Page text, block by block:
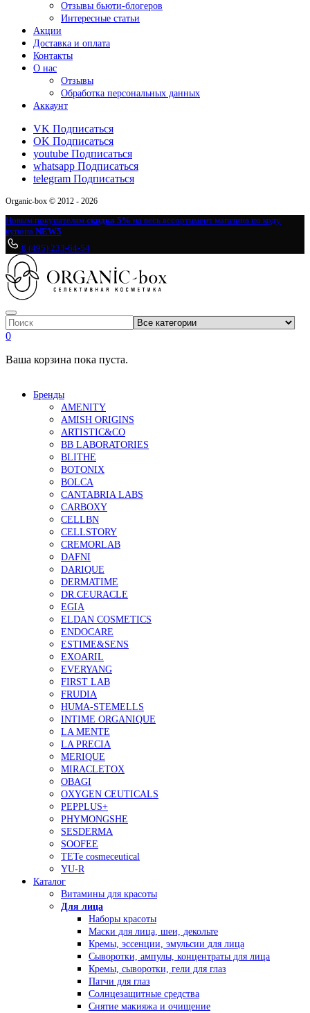
Отзывы бьюти-блогеров
Интересные статьи
Акции
Доставка и оплата
Контакты
О нас
Отзывы
Обработка персональных данных
Аккаунт
VK Подписаться
OK Подписаться
youtube Подписаться
whatsapp Подписаться
telegram Подписаться
Organic-box © 2012 - 2026
Новым покупателям скидка 5% на весь ассортимент магазина по коду
купона NEW5
8 (495) 233-64-54
0
Ваша корзина пока пуста.
Бренды
AMENITY
AMISH ORIGINS
ARTISTIC&CO
BB LABORATORIES
BLITHE
BOTONIX
BOLCA
CANTABRIA LABS
CARBOXY
CELLBN
CELLSTORY
CREMORLAB
DAFNI
DARIQUE
DERMATIME
DR.CEURACLE
EGIA
ELDAN COSMETICS
ENDOCARE
ESTIME&SENS
EXOARIL
EVERYANG
FIRST LAB
FRUDIA
HUMA-STEMELLS
INTIME ORGANIQUE
LA MENTE
LA PRECIA
MERIQUE
MIRACLETOX
OBAGI
OXYGEN CEUTICALS
PEPPLUS+
PHYMONGSHE
SESDERMA
SOOFEE
TETe cosmeceutical
YU-R
Каталог
Витамины для красоты
Для лица
Наборы красоты
Маски для лица, шеи, декольте
Кремы, эссенции, эмульсии для лица
Сыворотки, ампулы, концентраты для лица
Кремы, сыворотки, гели для глаз
Патчи для глаз
Солнцезащитные средства
Снятие макияжа и очищение